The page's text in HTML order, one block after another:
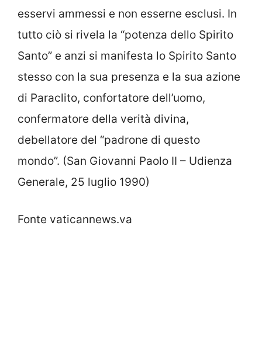
esservi ammessi e non esserne esclusi. In
tutto ciò si rivela la “potenza dello Spirito
Santo” e anzi si manifesta lo Spirito Santo
stesso con la sua presenza e la sua azione
di Paraclito, confortatore dell’uomo,
confermatore della verità divina,
debellatore del “padrone di questo
mondo”. (San Giovanni Paolo II – Udienza
Generale, 25 luglio 1990)
Fonte vaticannews.va